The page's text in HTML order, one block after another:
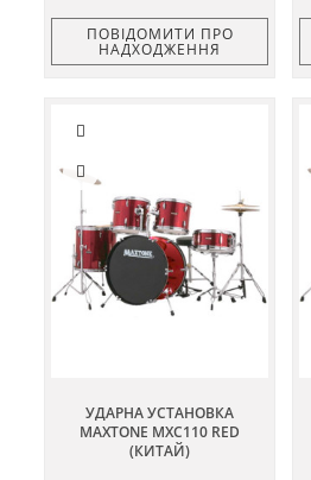
ПОВІДОМИТИ ПРО
НАДХОДЖЕННЯ
УДАРНА УСТАНОВКА
MAXTONE MXC110 RED
(КИТАЙ)